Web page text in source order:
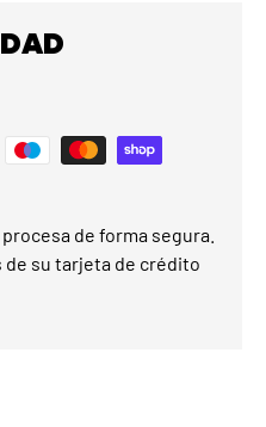
de forma segura.
de su tarjeta de crédito